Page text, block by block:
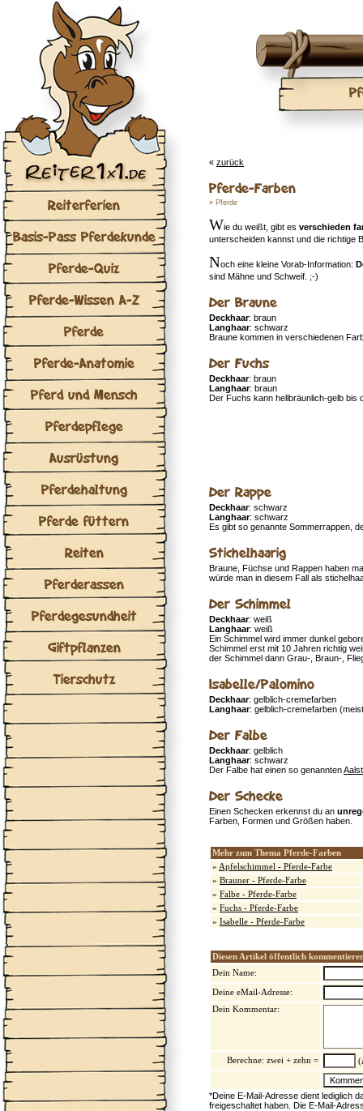
Reiterferien
Basis-Pass Pferdekunde
Pferde-Quiz
Pferde-Wissen A-Z
Pferde
Pferde-Anatomie
Pferd und Mensch
Pferdepflege
Ausrüstung
Pferdehaltung
Pferde füttern
Reiten
Pferderassen
Pferdegesundheit
Giftpflanzen
Tierschutz
« zurück
Pferde-Farben
» Pferde
Wie du weißt, gibt es verschieden
unterscheiden kannst und die richtige
Noch eine kleine Vorab-Information:
sind Mähne und Schweif. ;-)
Der Braune
Deckhaar: braun
Langhaar: schwarz
Braune kommen in verschiedenen
Der Fuchs
Deckhaar: braun
Langhaar: braun
Der Fuchs kann hellbräunlich-gelb bis
Der Rappe
Deckhaar: schwarz
Langhaar: schwarz
Es gibt so genannte Sommerrappen,
Stichelhaarig
Braune, Füchse und Rappen haben
würde man in diesem Fall als
Der Schimmel
Deckhaar: weiß
Langhaar: weiß
Ein Schimmel wird immer dunkel
Schimmel erst mit 10 Jahren richtig
der Schimmel dann Grau-, Braun-,
Isabelle/Palomino
Deckhaar: gelblich-cremefarben
Langhaar: gelblich-cremefarben
Der Falbe
Deckhaar: gelblich
Langhaar: schwarz
Der Falbe hat einen so genannten
Der Schecke
Einen Schecken erkennst du an
Farben, Formen und Größen haben.
Mehr zum Thema Pferde-Farben
» Apfelschimmel - Pferde-Farbe
» Brauner - Pferde-Farbe
» Falbe - Pferde-Farbe
» Fuchs - Pferde-Farbe
» Isabelle - Pferde-Farbe
Diesen Artikel öffentlich
Dein Name:
Deine eMail-Adresse:
Dein Kommentar:
Berechne: zwei + zehn =
*Deine E-Mail-Adresse dient lediglich
freigeschaltet haben. Die E-Mail-